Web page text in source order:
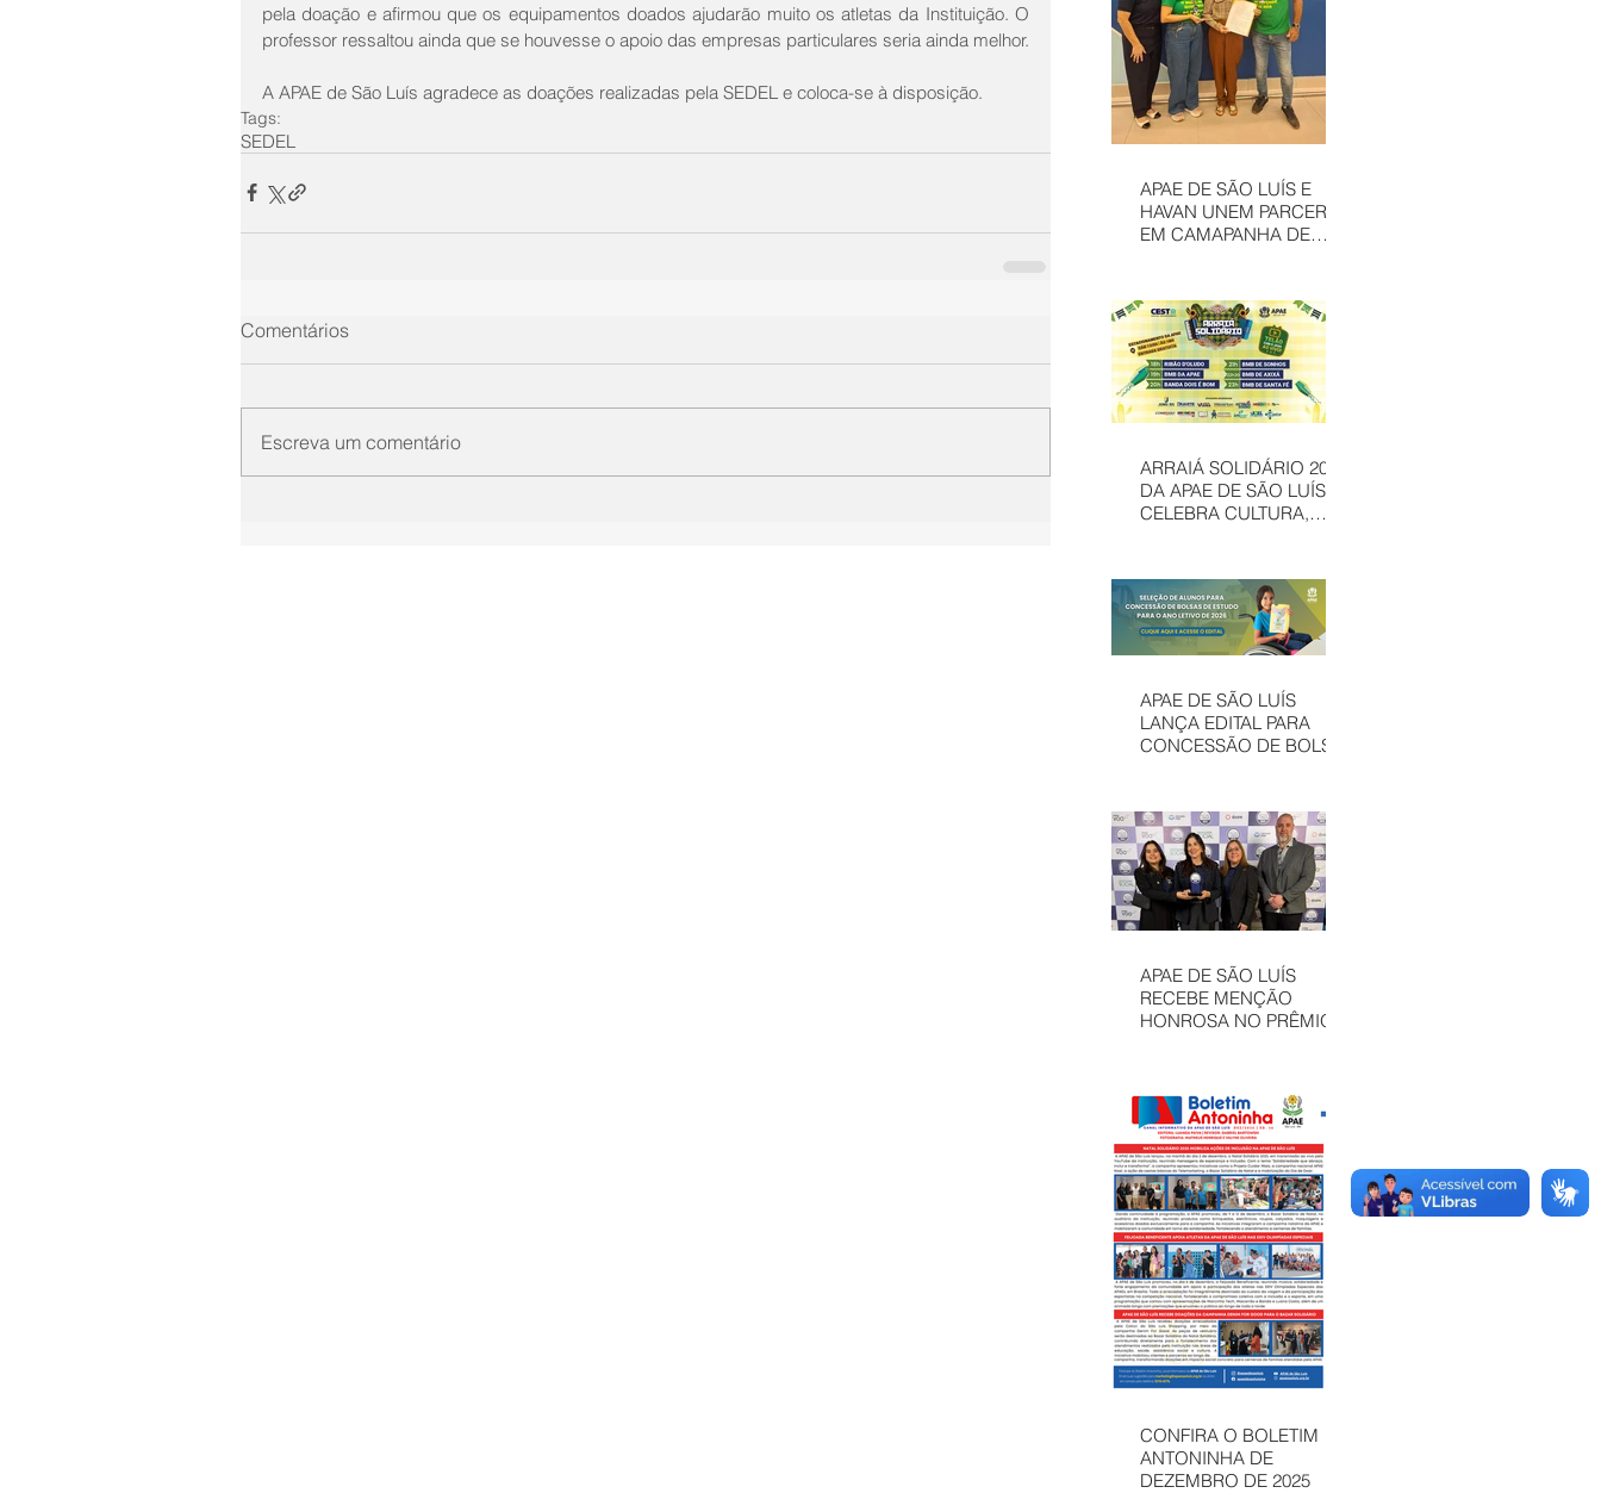
pela doação e afirmou que os equipamentos doados ajudarão muito os atletas da Instituição. O
professor ressaltou ainda que se houvesse o apoio das empresas particulares seria ainda melhor.
A APAE de São Luís agradece as doações realizadas pela SEDEL e coloca-se à disposição.
Tags:
SEDEL
Comentários
Escreva um comentário
APAE DE SÃO LUÍS E
HAVAN UNEM PARCERIA
EM CAMAPANHA DE
ARRAIÁ SOLIDÁRIO 2026
DA APAE DE SÃO LUÍS
CELEBRA CULTURA,
MAIS UMA EDIÇÃO
JUNINA
APAE DE SÃO LUÍS
LANÇA EDITAL PARA
CONCESSÃO DE BOLSAS
APAE DE SÃO LUÍS
RECEBE MENÇÃO
HONROSA NO PRÊMIO
CONFIRA O BOLETIM
ANTONINHA DE
DEZEMBRO DE 2025